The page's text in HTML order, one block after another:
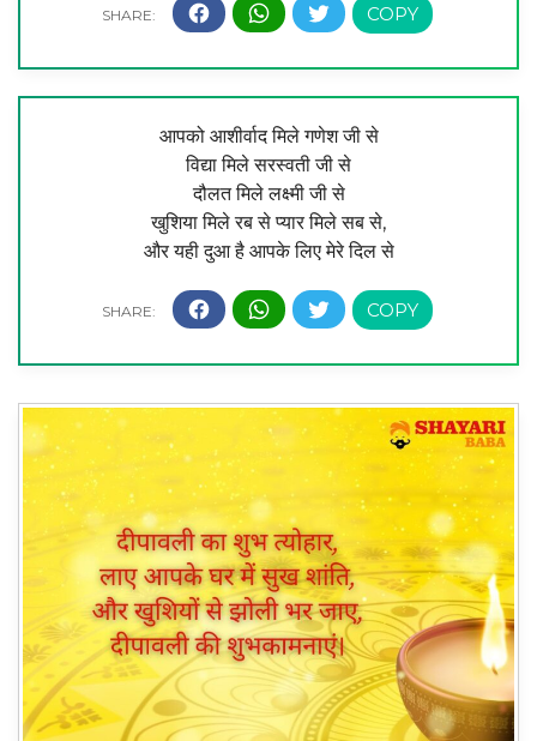
आपको आशीर्वाद मिले गणेश जी से
विद्या मिले सरस्वती जी से
दौलत मिले लक्ष्मी जी से
खुशिया मिले रब से प्यार मिले सब से,
और यही दुआ है आपके लिए मेरे दिल से